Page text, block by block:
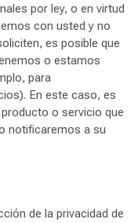
por ley, o en virtud
con usted y no
es posible que
o estamos
para
En este caso, es
o servicio que
notificaremos a su
de la privacidad de